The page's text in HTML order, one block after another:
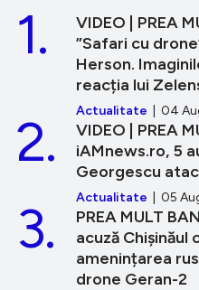
VIDEO | PREA
”Safari cu
Herson.
reacția lui
Actualitate | 04
1.
VIDEO | PREA
iAMnews.ro, 5
Georgescu
Actualitate | 05
2.
PREA MULT
acuză Chișinăul
amenințarea
drone Geran-2
3.